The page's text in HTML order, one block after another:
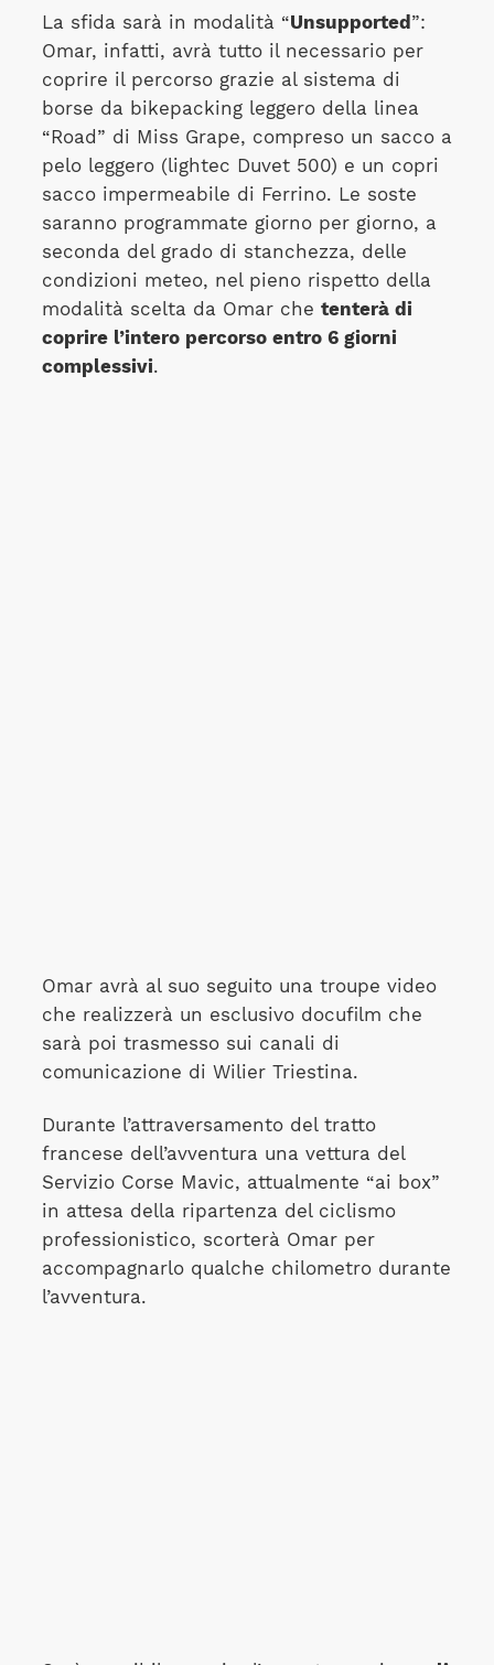
La sfida sarà in modalità “Unsupported ”:
Omar, infatti, avrà tutto il necessario per
coprire il percorso grazie al sistema di
borse da bikepacking leggero della linea
“Road” di Miss Grape, compreso un sacco a
pelo leggero (lightec Duvet 500) e un copri
sacco impermeabile di Ferrino. Le soste
saranno programmate giorno per giorno, a
seconda del grado di stanchezza, delle
condizioni meteo, nel pieno rispetto della
modalità scelta da Omar che tenterà di
coprire l’intero percorso entro 6 giorni
complessivi.
Omar avrà al suo seguito una troupe video
che realizzerà un esclusivo docufilm che
sarà poi trasmesso sui canali di
comunicazione di Wilier Triestina.
Durante l’attraversamento del tratto
francese dell’avventura una vettura del
Servizio Corse Mavic, attualmente “ai box”
in attesa della ripartenza del ciclismo
professionistico, scorterà Omar per
accompagnarlo qualche chilometro durante
l’avventura.